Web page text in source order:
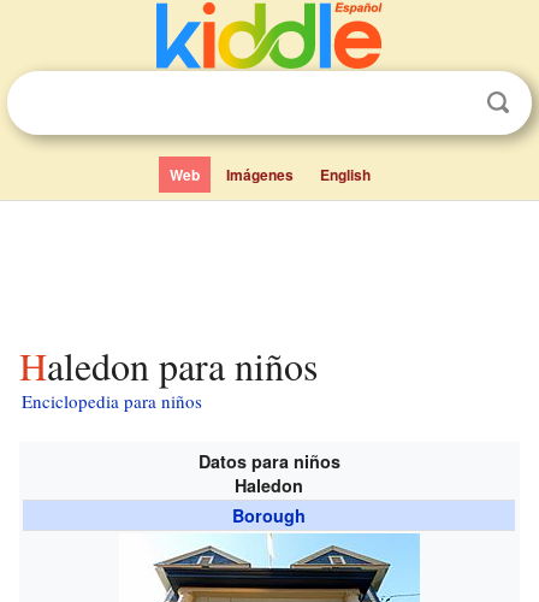
Web Imágenes English
Haledon para niños
Enciclopedia para niños
Datos para niños
Haledon
Borough